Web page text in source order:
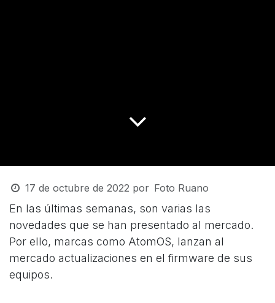
17 de octubre de 2022 por Foto Ruano
En las últimas semanas, son varias las
novedades que se han presentado al mercado.
Por ello, marcas como AtomOS, lanzan al
mercado actualizaciones en el firmware de sus
equipos.